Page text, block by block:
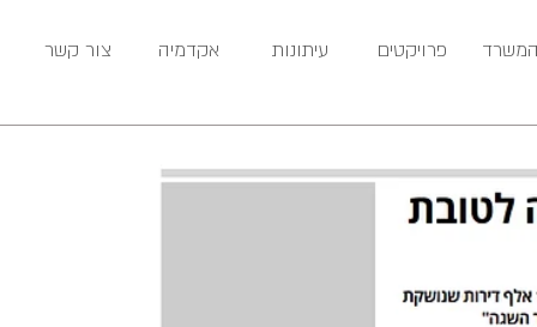
אקדמיה עיתונות פרויקטים צור קשר